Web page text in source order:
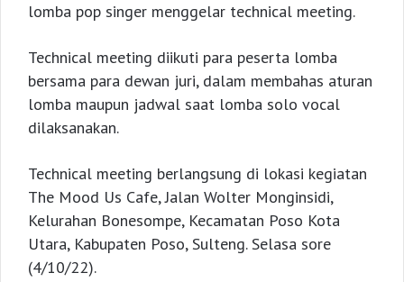
lomba pop singer menggelar technical meeting.
Technical meeting diikuti para peserta lomba
bersama para dewan juri, dalam membahas aturan
lomba maupun jadwal saat lomba solo vocal
dilaksanakan.
Technical meeting berlangsung di lokasi kegiatan
The Mood Us Cafe, Jalan Wolter Monginsidi,
Kelurahan Bonesompe, Kecamatan Poso Kota
Utara, Kabupaten Poso, Sulteng. Selasa sore
(4/10/22).